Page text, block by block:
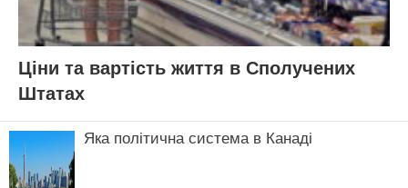
Ціни та вартість життя в Сполучених
Штатах
Яка політична система в Канаді